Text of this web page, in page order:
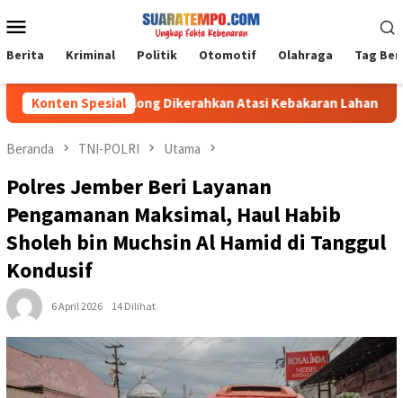
ke
kontenMobile
Berita Kriminal Politik Otomotif Olahraga Tag
Konten Spesial
1008/Tabalong Dikerahkan Atasi Kebakaran Lahan Seluas 0,5
Beranda TNI-POLRI Utama
Polres Jember Beri Layanan
Pengamanan Maksimal, Haul Habib
Sholeh bin Muchsin Al Hamid di Tanggul
Kondusif
6 April 2026 14 Dilihat